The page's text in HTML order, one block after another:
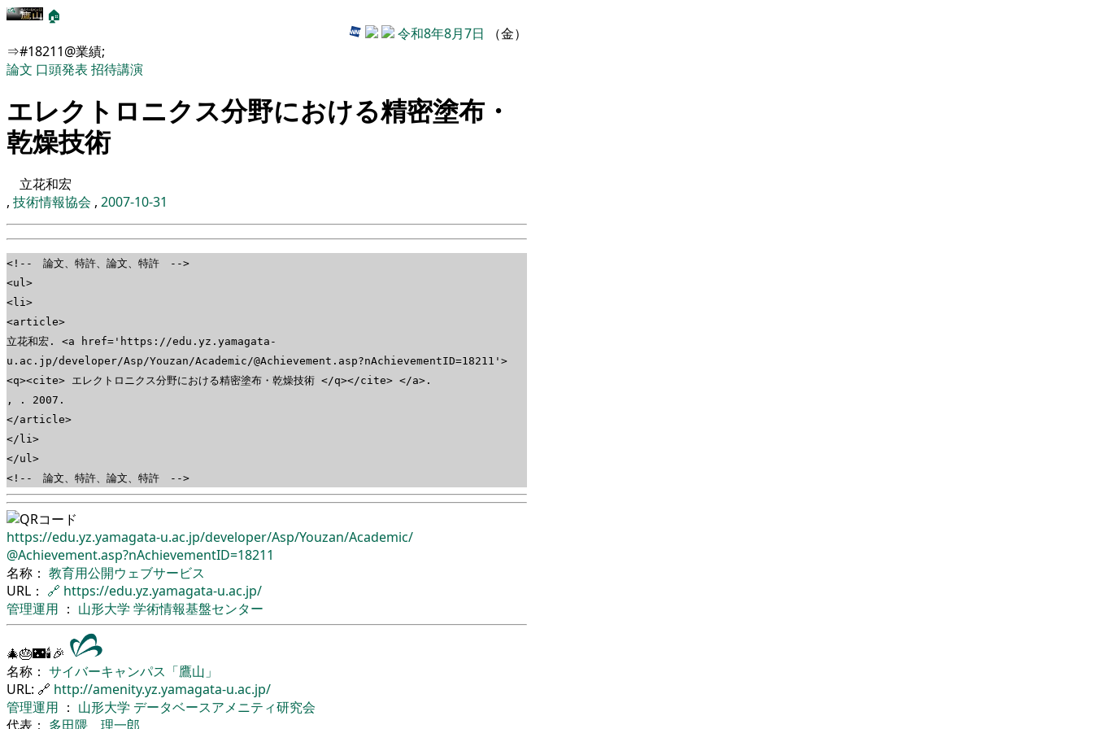
🏠
令和8年8月7日 （金）
⇒#18211@業績;
論文 口頭発表 招待講演
エレクトロニクス分野における精密塗布・
乾燥技術
立花和宏
, 技術情報協会 , 2007-10-31
<!-- 論文、特許、論文、特許 -->
<ul>
<li>
<article>
立花和宏. <a href='https://edu.yz.yamagata-
u.ac.jp/developer/Asp/Youzan/Academic/@Achievement.asp?nAchievementID=18211'>
<q><cite> エレクトロニクス分野における精密塗布・乾燥技術 </q></cite> </a>.
, . 2007.
</article>
</li>
</ul>
<!-- 論文、特許、論文、特許 -->
https://edu.yz.yamagata-u.ac.jp/developer/Asp/Youzan/Academic/
@Achievement.asp?nAchievementID=18211
名称： 教育用公開ウェブサービス
URL： 🔗 https://edu.yz.yamagata-u.ac.jp/
管理運用 ： 山形大学 学術情報基盤センター
🎄🎂🌃🕯🎉
名称： サイバーキャンパス「鷹山」
URL: 🔗 http://amenity.yz.yamagata-u.ac.jp/
管理運用 ： 山形大学 データベースアメニティ研究会
代表： 多田隈 理一郎